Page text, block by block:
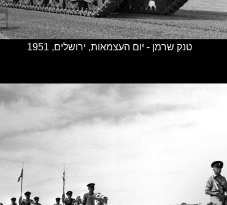
טנק שרמן - יום העצמאות, ירושלים, 1951